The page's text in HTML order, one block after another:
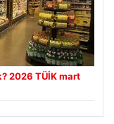
2026 TÜİK mart